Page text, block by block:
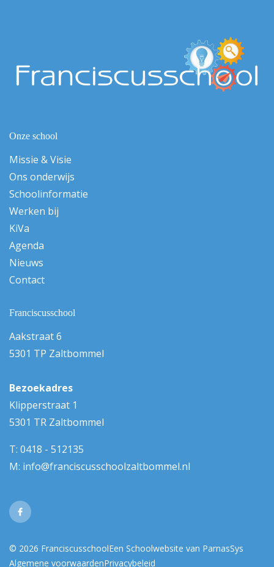
Onze school
Missie & Visie
Ons onderwijs
Schoolinformatie
Werken bij
KiVa
Agenda
Nieuws
Contact
Franciscusschool
Aakstraat 6
5301 TP Zaltbommel
Bezoekadres
Klipperstraat 1
5301 TR Zaltbommel
T: 0418 - 512135
M: info@franciscusschoolzaltbommel.nl
© 2026 FranciscusschoolEen Schoolwebsite van ParnasSys
Algemene voorwaardenPrivacybeleid